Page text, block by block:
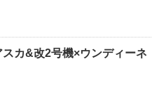
カ&改2号機×ウンディーネ